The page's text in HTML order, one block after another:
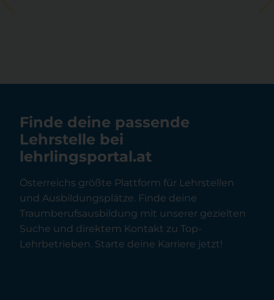
Finde deine passende
Lehrstelle bei
lehrlingsportal.at
Österreichs größte Plattform für Lehrstellen
und Ausbildungsplätze. Finde deine
Traumberufsausbildung mit unserer gezielten
Suche und direktem Kontakt zu Top-
Lehrbetrieben. Starte deine Karriere jetzt!